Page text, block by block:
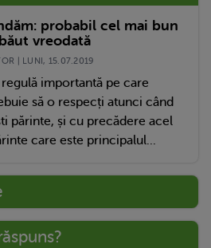
probabil cel mai bun
vreodată
| LUNI, 15.07.2019
importantă pe care
să o respecți atunci când
părinte, și cu precădere acel
care este principalul...